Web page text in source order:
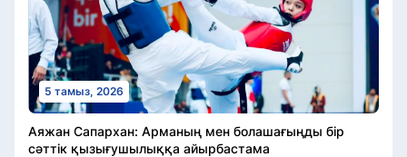
5 тамыз, 2026
Аяжан Сапархан: Арманың мен болашағыңды бір
сәттік қызығушылыққа айырбастама